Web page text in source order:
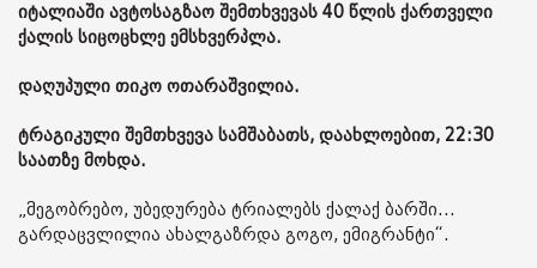
იტალიაში ავტოსაგზაო შემთხვევას 40 წლის ქართველი
ქალის სიცოცხლე ემსხვერპლა.
დაღუპული თიკო ოთარაშვილია.
ტრაგიკული შემთხვევა სამშაბათს, დაახლოებით, 22:30
საათზე მოხდა.
„მეგობრებო, უბედურება ტრიალებს ქალაქ ბარში...
გარდაცვლილია ახალგაზრდა გოგო, ემიგრანტი“.